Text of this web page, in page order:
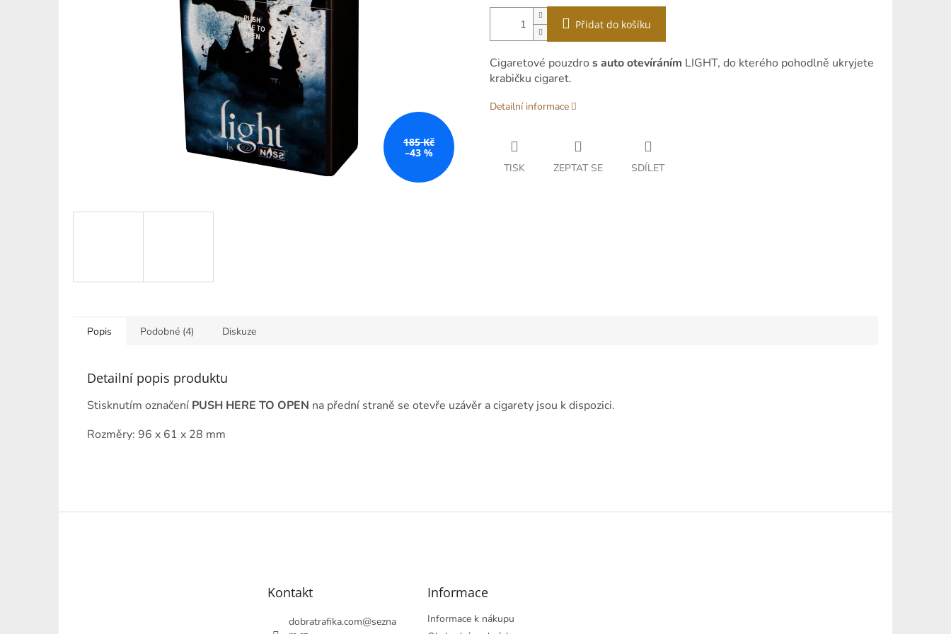
185 Kč
–43 %
Přidat do košíku
Cigaretové pouzdro s auto otevíráním LIGHT, do kterého pohodlně ukryjete
krabičku cigaret.
Detailní informace
TISK ZEPTAT SE SDÍLET
Popis Podobné (4) Diskuze
Detailní popis produktu
Stisknutím označení PUSH HERE TO OPEN na přední straně se otevře uzávěr a cigarety jsou k dispozici.
Rozměry: 96 x 61 x 28 mm
Kontakt
dobratrafika.com@sezna
Informace
Informace k nákupu